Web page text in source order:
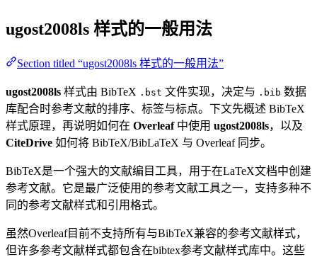
ugost2008ls 样式的一般用法
Section titled “ugost2008ls 样式的一般用法”
ugost2008ls 样式由 BibTeX .bst 文件实现，决定与 .bib 数据
库配合时参考文献的排序、标签与标点。下文先概述 BibTeX
样式原理，再说明如何在 Overleaf中使用 ugost2008ls，以及
CiteDrive 如何将 BibTeX/BibLaTeX 与 Overleaf 同步。
BibTeX是一个强大的文献编目工具，用于在LaTeX文档中创建
参考文献。它是最广泛使用的参考文献工具之一，支持多种不
同的参考文献样式和引用格式。
虽然Overleaf目前不支持所有与BibTeX兼容的参考文献样式，
但许多参考文献样式都包含在bibtex参考文献样式库中。这些